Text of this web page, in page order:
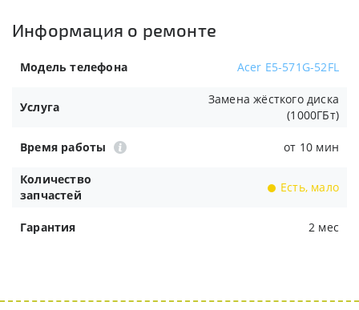
Информация о ремонте
Модель телефона Acer E5-571G-52FL
Услуга
Замена жёсткого диска
(1000ГБт)
Время работы от 10 мин
Количество
запчастей
Есть, мало
Гарантия 2 мес